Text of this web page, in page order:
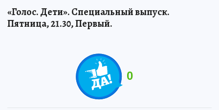
«Голос. Дети». Специальный выпуск.
Пятница, 21.30, Первый.
0